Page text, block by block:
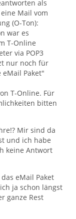
als
Mail vom
(O-Ton):
war es
T-Online
via POP3
nur noch für
Paket"
T-Online. Für
bitten
Mir sind da
und ich habe
keine Antwort
eMail Paket
ja schon längst
ganze Rest